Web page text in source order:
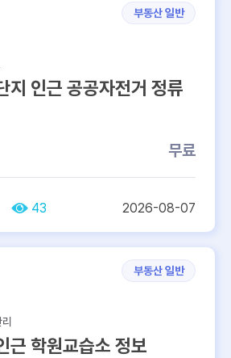
부동산 일반
지 인근 공공자전거 정류
무료
43 2026-08-07
부동산 일반
근 학원교습소 정보